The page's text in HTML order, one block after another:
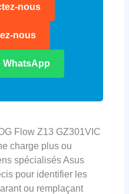
nous
nous
WhatsApp
Flow Z13 GZ301VIC
charge plus ou
spécialisés Asus
pour identifier les
ou remplaçant